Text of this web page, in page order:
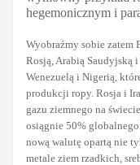
hegemonicznym i
Wyobraźmy sobie zatem
Rosją, Arabią Saudyjską
Wenezuelą i Nigerią,
produkcji ropy. Rosja i
gazu ziemnego na
osiągnie 50%
nową walutę opartą nie
metale ziem rzadkich,